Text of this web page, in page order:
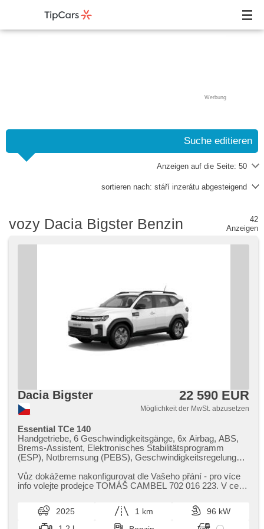
Werbung
Suche editieren
Anzeigen auf die Seite: 50
sortieren nach: stáří inzerátu abgesteigend
vozy Dacia Bigster Benzin
42
Anzeigen
Dacia Bigster 22 590 EUR
Möglichkeit der MwSt. abzusetzen
Essential TCe 140
Handgetriebe, 6 Geschwindigkeitsgänge, 6x Airbag, ABS,
Brems-Assistent, Elektronisches Stabilitätsprogramm
(ESP), Notbremsung (PEBS), Geschwindigkeitsregelung
Überwachung der Ermüdung des Fahrers, Servolenkung,
Klimaanlage, Adaptive Geschwindigkeitsregelung,
Bordcomputer, parkovací senzory zadní, Fahrkamera,
Lichtsensor, Scheibenwischersensor, Lenkrad einstellbar,
Multifunktionslenkrad, Beifahrerairbagdeaktivierung, hands
Vůz dokážeme nakonfigurovat dle Vašeho přání ​- pro více
info volejte prodejce TOMÁŠ CAMBEL 702 016 223. V ceně
2025 1 km
96 kW